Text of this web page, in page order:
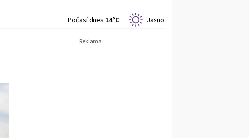
Počasí dnes 14°C Jasno